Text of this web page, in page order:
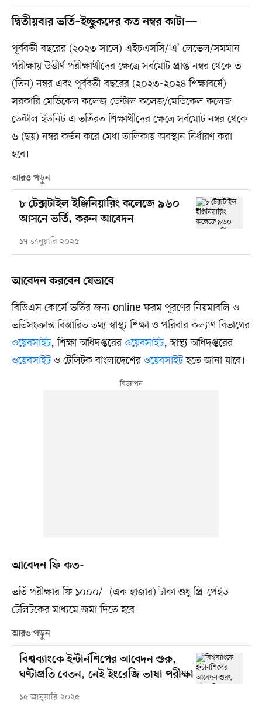
দ্বিতীয়বার ভর্তি–ইচ্ছুকদের কত নম্বর কাটা—
পূর্ববর্তী বছরের (২০২৩ সালে) এইচএসসি/‘এ’ লেভেল/সমমান
পরীক্ষায় উত্তীর্ণ পরীক্ষার্থীদের ক্ষেত্রে সর্বমোট প্রাপ্ত নম্বর থেকে ৩
(তিন) নম্বর এবং পূর্ববর্তী বছরের (২০২৩-২০২৪ শিক্ষাবর্ষে)
সরকারি মেডিকেল কলেজ ডেন্টাল কলেজ/মেডিকেল কলেজ
ডেন্টাল ইউনিট এ ভর্তিরত শিক্ষার্থীদের ক্ষেত্রে সর্বমোট নম্বর থেকে
৬ (ছয়) নম্বর কর্তন করে মেধা তালিকায় অবস্থান নির্ধারণ করা
হবে।
আরও পড়ুন
৮ টেক্সটাইল ইঞ্জিনিয়ারিং কলেজে ৯৬০
আসনে ভর্তি, করুন আবেদন
১৭ জানুয়ারি ২০২৫
আবেদন করবেন যেভাবে
বিডিএস কোর্সে ভর্তির জন্য online ফরম পূরণের নিয়মাবলি ও
ভর্তিসংক্রান্ত বিস্তারিত তথ্য স্বাস্থ্য শিক্ষা ও পরিবার কল্যাণ বিভাগের
ওয়েবসাইট, শিক্ষা অধিদপ্তরের ওয়েবসাইট, স্বাস্থ্য অধিদপ্তরের
ওয়েবসাইটও টেলিটক বাংলাদেশের ওয়েবসাইটহতে জানা যাবে।
আবেদন ফি কত-
ভর্তি পরীক্ষার ফি ১০০০/- (এক হাজার) টাকা শুধু প্রি-পেইড
টেলিটকের মাধ্যমে জমা দিতে হবে।
আরও পড়ুন
বিশ্বব্যাংকে ইন্টার্নশিপের আবেদন শুরু,
ঘণ্টাপ্রতি বেতন, নেই ইংরেজি ভাষা পরীক্ষা
১৫ জানুয়ারি ২০২৫